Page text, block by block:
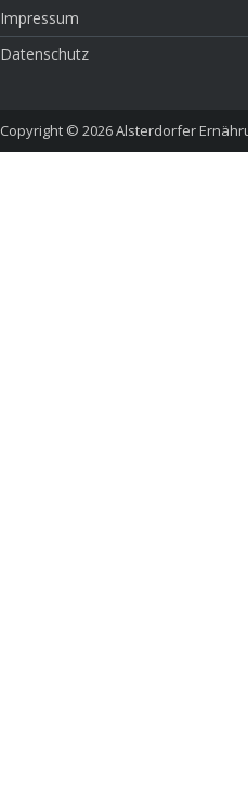
Impressum
Datenschutz
Copyright © 2026Alsterdorfer